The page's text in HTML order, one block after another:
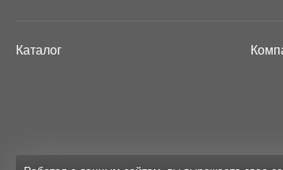
Каталог